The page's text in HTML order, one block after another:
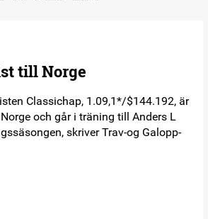
till Norge
Classichap, 1.09,1*/$144.192, är
och går i träning till Anders L
skriver Trav-og Galopp-